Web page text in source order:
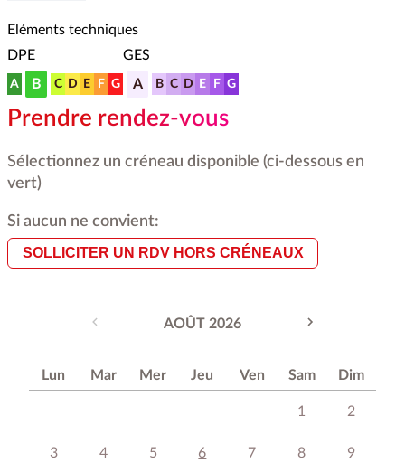
Eléments techniques
DPE
A B C D E F G
GES
A
B C D E F G
Prendre rendez-vous
Sélectionnez un créneau disponible (ci-dessous en
vert)
Si aucun ne convient:
SOLLICITER UN RDV HORS CRÉNEAUX
AOÛT 2026
Lun Mar Mer Jeu Ven Sam Dim
1 2
3 4 5 6 7 8 9